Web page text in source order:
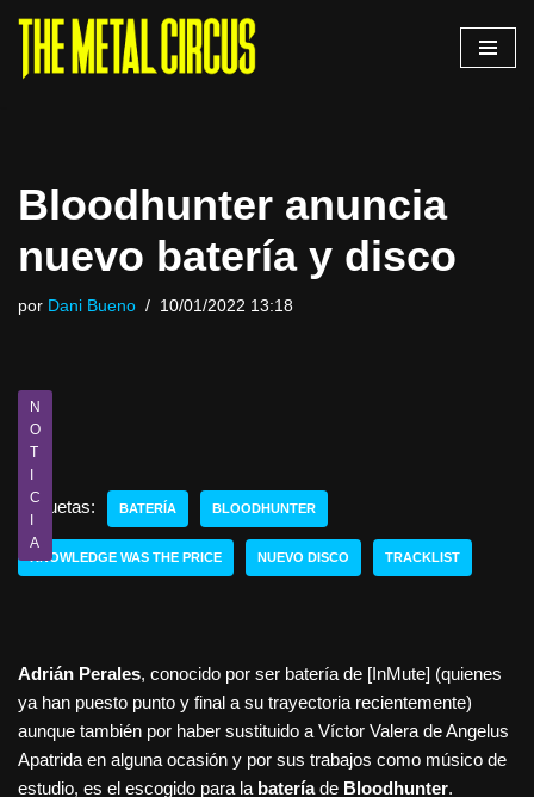
Saltar
Bloodhunter anuncia
nuevo batería y disco
por Dani Bueno 10/01/2022 13:18
N
O
T
I
C
I
A
Etiquetas: BATERÍA BLOODHUNTER
KNOWLEDGE WAS THE PRICE NUEVO DISCO TRACKLIST
Adrián Perales, conocido por ser batería de [InMute] (quienes
ya han puesto punto y final a su trayectoria recientemente)
aunque también por haber sustituido a Víctor Valera de Angelus
Apatrida en alguna ocasión y por sus trabajos como músico de
estudio, es el escogido para la bateríade Bloodhunter.